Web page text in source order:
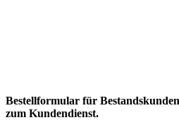
Bestellformular für
zum Kundendienst.